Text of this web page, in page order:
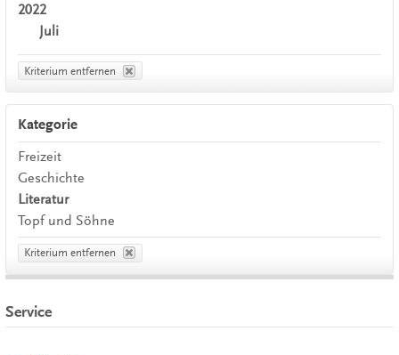
2022
Juli
Kriterium entfernen
Kategorie
Freizeit
Geschichte
Literatur
Topf und Söhne
Kriterium entfernen
Service